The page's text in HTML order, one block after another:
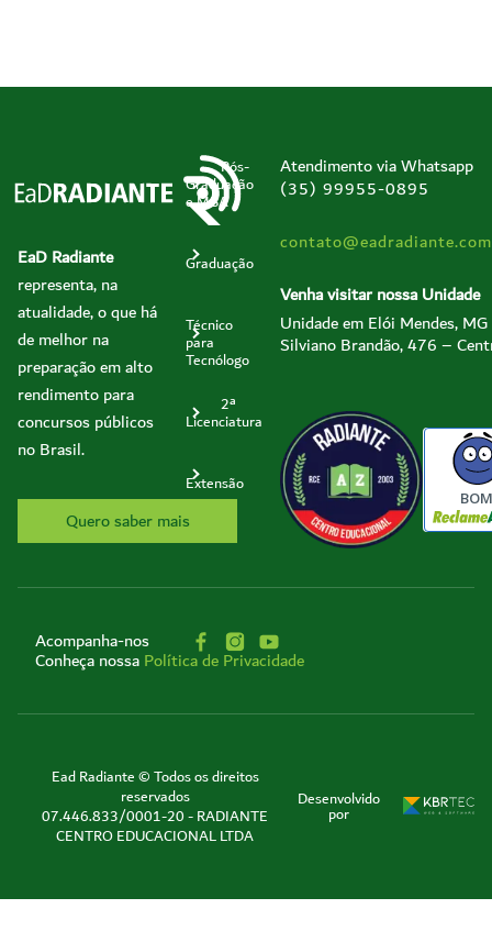
EaD Radiante
representa, na
atualidade, o que há
de melhor na
preparação em alto
rendimento para
concursos públicos
no Brasil.
Quero saber mais
Pós-
Graduação
e MBA
Graduação
Técnico
para
Tecnólogo
2ª
Licenciatura
Extensão
Atendimento via Whatsapp
(35) 99955-0895
Venha visitar nossa Unidade
Unidade em Elói Mendes, MG
Silviano Brandão, 476 –
Acompanha-nos
Conheça nossaPolítica de Privacidade
Ead Radiante © Todos os direitos
reservados
07.446.833/0001-20 - RADIANTE
CENTRO EDUCACIONAL LTDA
Desenvolvido
por